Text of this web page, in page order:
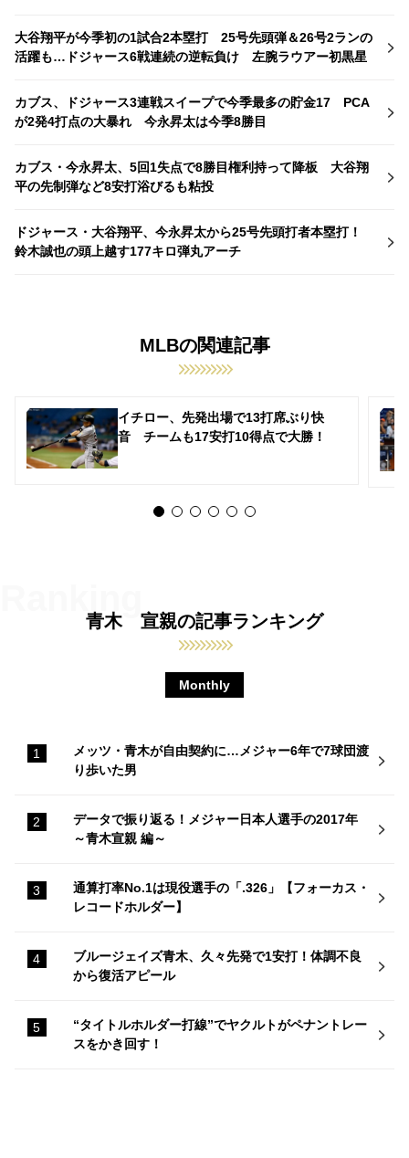
大谷翔平が今季初の1試合2本塁打 25号先頭弾＆26号2ランの
活躍も…ドジャース6戦連続の逆転負け 左腕ラウアー初黒星
カブス、ドジャース3連戦スイープで今季最多の貯金17 PCA
が2発4打点の大暴れ 今永昇太は今季8勝目
カブス・今永昇太、5回1失点で8勝目権利持って降板 大谷翔
平の先制弾など8安打浴びるも粘投
ドジャース・大谷翔平、今永昇太から25号先頭打者本塁打！
鈴木誠也の頭上越す177キロ弾丸アーチ
MLBの関連記事
イチロー、先発出場で13打席ぶり快
音 チームも17安打10得点で大勝！
青木 宣親の記事ランキング
Monthly
メッツ・青木が自由契約に…メジャー6年で7球団渡
り歩いた男
データで振り返る！メジャー日本人選手の2017年
～青木宣親 編～
通算打率No.1は現役選手の「.326」【フォーカス・
レコードホルダー】
ブルージェイズ青木、久々先発で1安打！体調不良
から復活アピール
“タイトルホルダー打線”でヤクルトがペナントレー
スをかき回す！